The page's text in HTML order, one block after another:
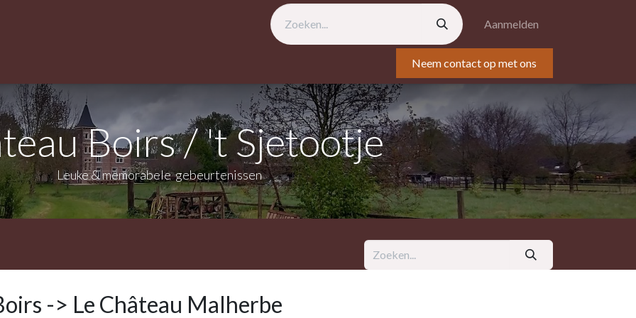
Aanmelden
Eten & catering belangstelling Blog
Neem contact op met ons
Boirs / 't Sjetootje
Leuke & memorabele gebeurtenissen
-> Le Château Malherbe